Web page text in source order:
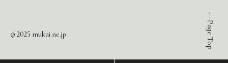
Page Top
© 2025 mukai.ne.jp